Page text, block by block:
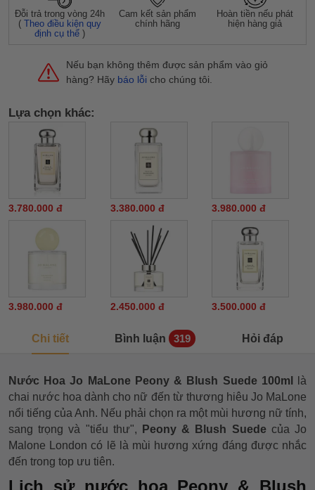
Đỗi trả trong vòng 24h
(Theo điều kiện quy
định cụ thể )
Cam kết sản phẩm
chính hãng
Hoàn tiền nếu phát
hiện hàng giả
Nếu bạn không thêm được sản phẩm vào giỏ
hàng? Hãy báo lỗi cho chúng tôi.
Lựa chọn khác:
3.780.000 đ 3.380.000 đ 3.980.000 đ
3.980.000 đ 2.450.000 đ 3.500.000 đ
Chi tiết Bình luận 319 Hỏi đáp
Nước Hoa Jo MaLone Peony & Blush Suede 100ml
là
chai nước hoa dành cho nữ đến từ thương hiêu Jo MaLone
nổi tiếng của Anh. Nếu phải chọn ra một mùi hương nữ tính,
sang trọng và "tiểu thư",
Peony & Blush Suede của Jo
Malone London có lẽ là mùi hương xứng đáng được nhắc
đến trong top ưu tiên.
Lịch sử nước hoa Peony & Blush